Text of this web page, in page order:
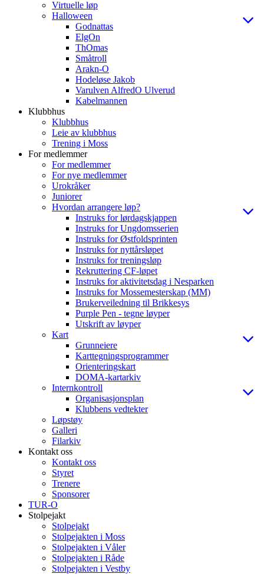
Virtuelle løp
Halloween
Godnattas
ElgOn
ThOmas
Småtroll
Arakn-O
Hodeløse Jakob
Varulven AlfredO Ulverud
Kabelmannen
Klubbhus
Klubbhus
Leie av klubbhus
Trening i Moss
For medlemmer
For medlemmer
For nye medlemmer
Urokråker
Juniorer
Hvordan arrangere løp?
Instruks for lørdagskjappen
Instruks for Ungdomsserien
Instruks for Østfoldsprinten
Instruks for nyttårsløpet
Instruks for treningsløp
Rekruttering CF-løpet
Instruks for aktivitetsdag i Nesparken
Instruks for Mossemesterskap (MM)
Brukerveiledning til Brikkesys
Purple Pen - tegne løyper
Utskrift av løyper
Kart
Grunneiere
Karttegningsprogrammer
Orienteringskart
DOMA-kartarkiv
Internkontroll
Organisasjonsplan
Klubbens vedtekter
Løpstøy
Galleri
Filarkiv
Kontakt oss
Kontakt oss
Styret
Trenere
Sponsorer
TUR-O
Stolpejakt
Stolpejakt
Stolpejakten i Moss
Stolpejakten i Våler
Stolpejakten i Råde
Stolpejakten i Vestby